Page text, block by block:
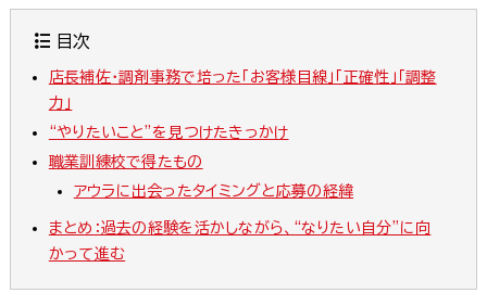
目次
店長補佐・調剤事務で培った「お客様目線」「正確性」「調整
力」
“やりたいこと”を見つけたきっかけ
職業訓練校で得たもの
アウラに出会ったタイミングと応募の経緯
まとめ：過去の経験を活かしながら、“なりたい自分”に向
かって進む